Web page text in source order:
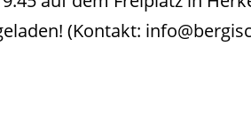
(Kontakt: